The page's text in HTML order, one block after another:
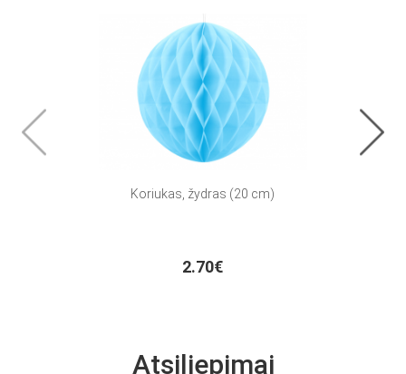
Koriukas, žydras (20 cm)
2.70€
Atsiliepimai